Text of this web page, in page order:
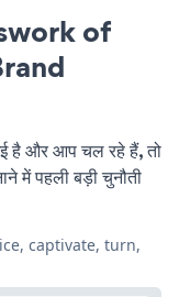
of
है और आप चल रहे हैं, तो
में पहली बड़ी चुनौती
captivate, turn,